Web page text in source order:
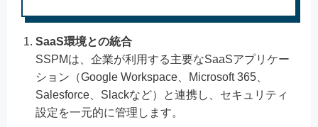
SaaS環境との統合
SSPMは、企業が利用する主要なSaaSアプリケー
ション（Google Workspace、Microsoft 365、
Salesforce、Slackなど）と連携し、セキュリティ
設定を一元的に管理します。